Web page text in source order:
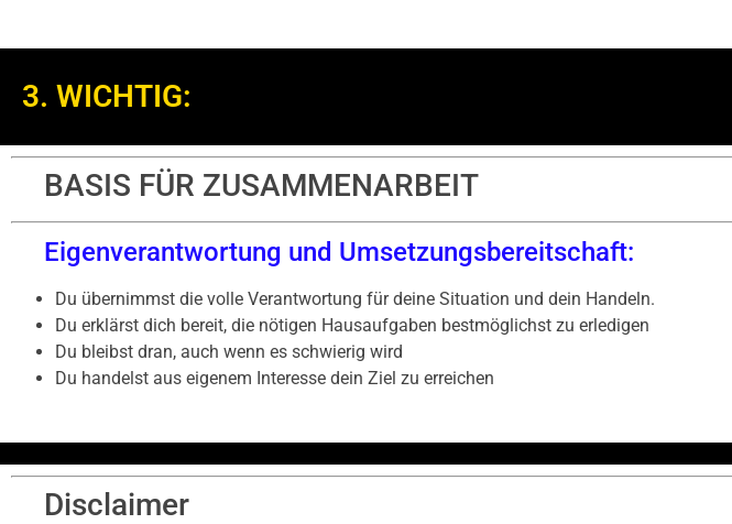
3. WICHTIG:
BASIS FÜR ZUSAMMENARBEIT
Eigenverantwortung und Umsetzungsbereitschaft:
Du übernimmst die volle Verantwortung für deine Situation und dein Handeln.
Du erklärst dich bereit, die nötigen Hausaufgaben bestmöglichst zu erledigen
Du bleibst dran, auch wenn es schwierig wird
Du handelst aus eigenem Interesse dein Ziel zu erreichen
Disclaimer